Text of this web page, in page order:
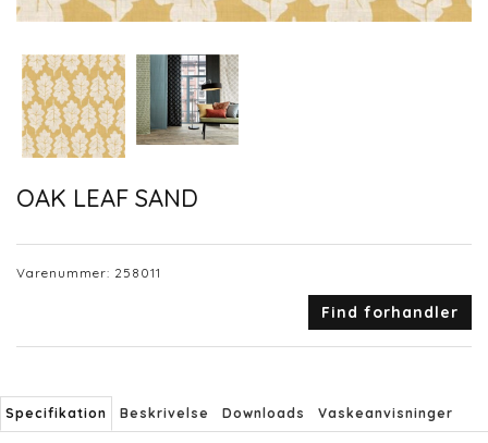
OAK LEAF SAND
Varenummer: 258011
Find forhandler
Specifikation Beskrivelse Downloads Vaskeanvisninger